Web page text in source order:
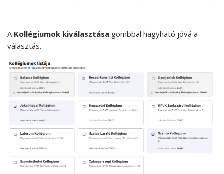
A Kollégiumok kiválasztása gombbal hagyható jóvá a
választás.